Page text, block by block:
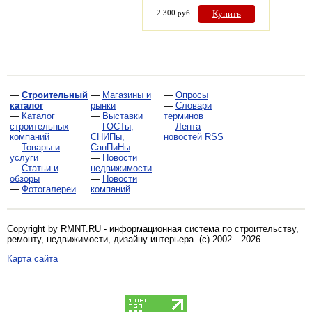
2 300 руб Купить
— Строительный
каталог
— Каталог
строительных
компаний
— Товары и
услуги
— Статьи и
обзоры
— Фотогалереи
— Магазины и
рынки
— Выставки
— ГОСТы,
СНИПы,
СанПиНы
— Новости
недвижимости
— Новости
компаний
— Опросы
— Словари
терминов
— Лента
новостей RSS
Copyright by RMNT.RU - информационная система по строительству,
ремонту, недвижимости, дизайну интерьера. (c) 2002—2026
Карта сайта